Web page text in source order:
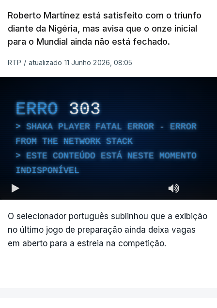
Roberto Martínez está satisfeito com o triunfo
diante da Nigéria, mas avisa que o onze inicial
para o Mundial ainda não está fechado.
RTP / atualizado 11 Junho 2026, 08:05
ERRO 303
SHAKA PLAYER FATAL ERROR - ERROR
FROM THE NETWORK STACK
ESTE CONTEÚDO ESTÁ NESTE MOMENTO
INDISPONÍVEL
O selecionador português sublinhou que a exibição
no último jogo de preparação ainda deixa vagas
em aberto para a estreia na competição.